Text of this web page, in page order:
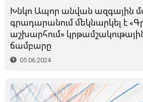
Խնկո Ապոր անվան ազգային
գրադարանում մեկնարկել է
աշխարհում»
ճամբարը
05.06.2024